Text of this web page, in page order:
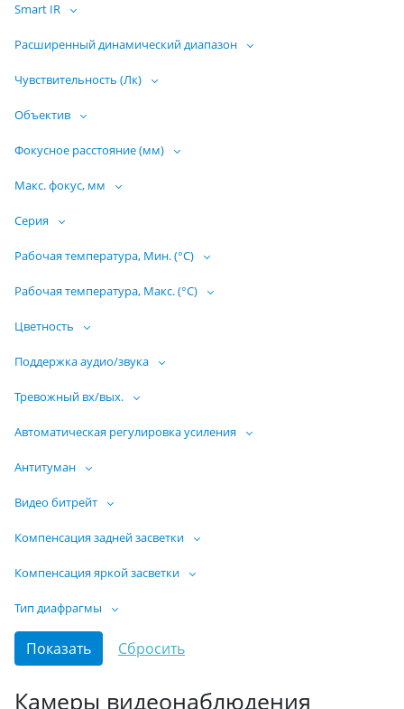
Smart IR
Расширенный динамический диапазон
Чувствительность (Лк)
Объектив
Фокусное расстояние (мм)
Макс. фокус, мм
Серия
Рабочая температура, Мин. (°C)
Рабочая температура, Макс. (°C)
Цветность
Поддержка аудио/звука
Тревожный вх/вых.
Автоматическая регулировка усиления
Антитуман
Видео битрейт
Компенсация задней засветки
Компенсация яркой засветки
Тип диафрагмы
Камеры видеонаблюдения